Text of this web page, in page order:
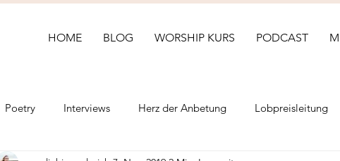
HOME BLOG WORSHIP KURS PODCAST
Poetry Interviews Herz der Anbetung Lobpreisleitung